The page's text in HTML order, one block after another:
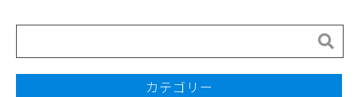
カテゴリー